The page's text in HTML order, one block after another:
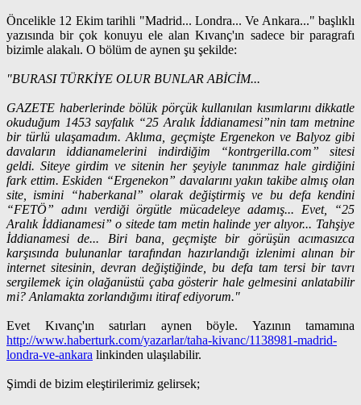
Öncelikle 12 Ekim tarihli "Madrid... Londra... Ve Ankara..." başlıklı
yazısında bir çok konuyu ele alan Kıvanç'ın sadece bir paragrafı
bizimle alakalı. O bölüm de aynen şu şekilde:
"BURASI TÜRKİYE OLUR BUNLAR ABİCİM...
GAZETE haberlerinde bölük pörçük kullanılan kısımlarını dikkatle
okuduğum 1453 sayfalık “25 Aralık İddianamesi”nin tam metnine
bir türlü ulaşamadım. Aklıma, geçmişte Ergenekon ve Balyoz gibi
davaların iddianamelerini indirdiğim “kontrgerilla.com” sitesi
geldi. Siteye girdim ve sitenin her şeyiyle tanınmaz hale girdiğini
fark ettim. Eskiden “Ergenekon” davalarını yakın takibe almış olan
site, ismini “haberkanal” olarak değiştirmiş ve bu defa kendini
“FETÖ” adını verdiği örgütle mücadeleye adamış... Evet, “25
Aralık İddianamesi” o sitede tam metin halinde yer alıyor... Tahşiye
İddianamesi de... Biri bana, geçmişte bir görüşün acımasızca
karşısında bulunanlar tarafından hazırlandığı izlenimi alınan bir
internet sitesinin, devran değiştiğinde, bu defa tam tersi bir tavrı
sergilemek için olağanüstü çaba gösterir hale gelmesini anlatabilir
mi? Anlamakta zorlandığımı itiraf ediyorum."
Evet Kıvanç'ın satırları aynen böyle. Yazının tamamına
http://www.haberturk.com/yazarlar/taha-kivanc/1138981-madrid-
londra-ve-ankara linkinden ulaşılabilir.
Şimdi de bizim eleştirilerimiz gelirsek;